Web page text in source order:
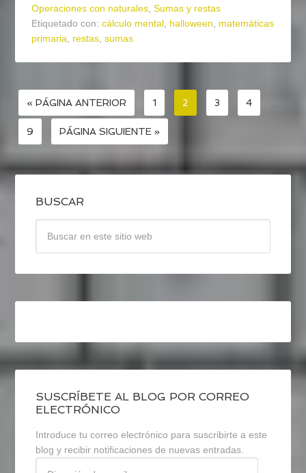
Operaciones con naturales,Sumas y restas
Etiquetado con:cálculo mental, halloween, matemáticas
primaria, restas,sumas
« PÁGINA ANTERIOR 1 2 3 4 …
9 PÁGINA SIGUIENTE »
BUSCAR
SUSCRÍBETE AL BLOG POR CORREO
ELECTRÓNICO
Introduce tu correo electrónico para suscribirte a este
blog y recibir notificaciones de nuevas entradas.